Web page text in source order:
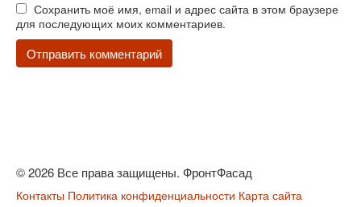
Сохранить моё имя, email и адрес сайта в этом браузере
для последующих моих комментариев.
© 2026 Все права защищены. ФронтФасад
Контакты Политика конфиденциальности Карта сайта